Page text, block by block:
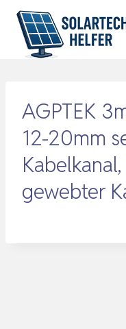
Zum
Inhalt
springen
AGPTEK
12-20mm
gewebter